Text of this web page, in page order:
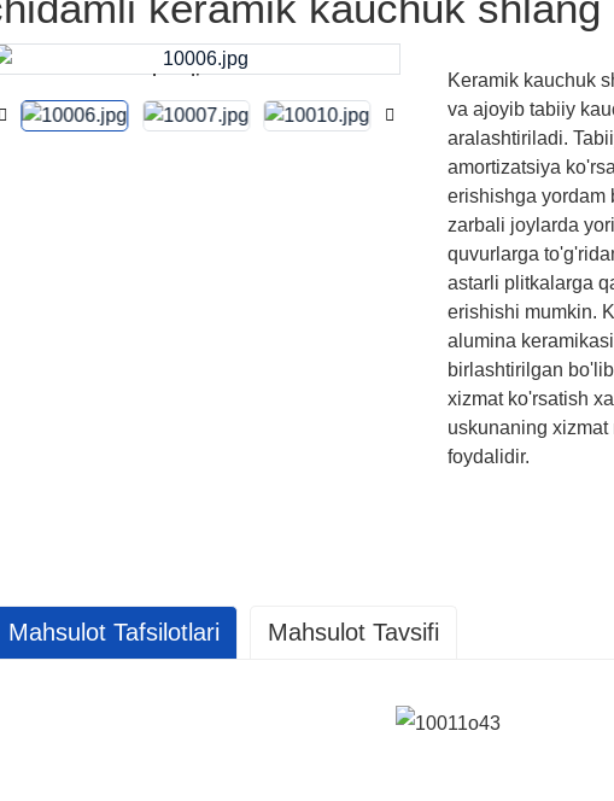
Loading...
Loading...
Keramik kauchuk
va ajoyib tabiiy
aralashtiriladi.
amortizatsiya
erishishga yordam
zarbali joylarda
quvurlarga
astarli plitkalarga
erishishi mumkin.
alumina
birlashtirilgan
xizmat ko'rsatish
uskunaning
foydalidir.
Mahsulot Tafsilotlari Mahsulot Tavsifi